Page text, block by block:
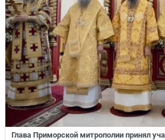
Глава Приморской митрополии принял